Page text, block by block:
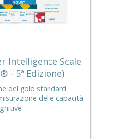
Intelligence Scale
- 5ª Edizione)
del gold standard
delle capacità